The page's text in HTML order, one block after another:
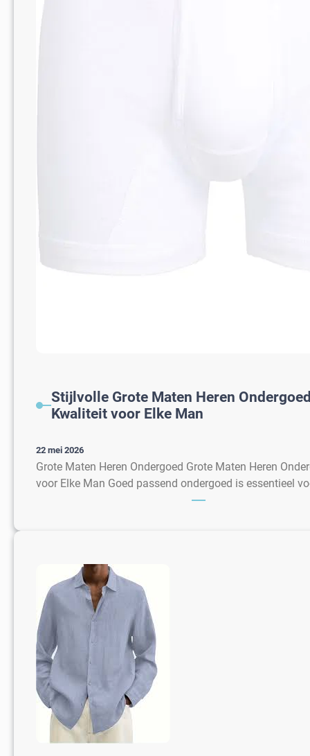
Stijlvolle Grote Maten Heren
Kwaliteit voor Elke Man
22 mei 2026
Grote Maten Heren Ondergoed Grote Maten Heren
voor Elke Man Goed passend ondergoed is essentieel